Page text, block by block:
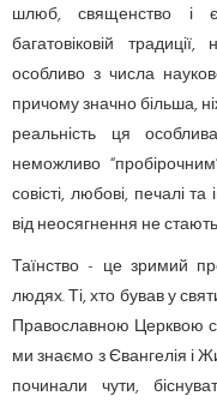
шлюб, священство і
багатовіковій
особливо з числа
причому значно більша,
реальність ця
неможливо
совісті, любові, печалі
від неосягнення не
Таїнство - це зримий
людях. Ті, хто бував у
Православною Церквою
ми знаємо з Євангелія і
починали чути,